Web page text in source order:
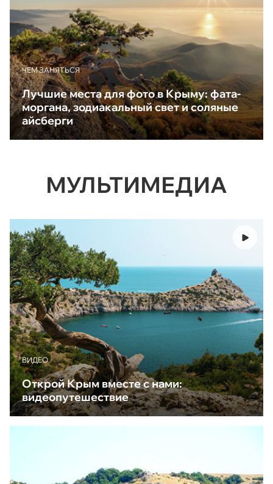
ЧЕМ ЗАНЯТЬСЯ
Лучшие места для фото в Крыму: фата-
моргана, зодиакальный свет и соляные
айсберги
МУЛЬТИМЕДИА
ВИДЕО
Открой Крым вместе с нами:
видеопутешествие